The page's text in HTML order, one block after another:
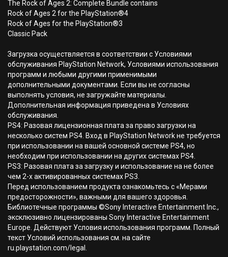
The Rock of Ages 2: Complete Bundle contains
Rock of Ages 2 for the PlayStation®4
Rock of Ages for the PlayStation®3
Classic Pack
Загрузка осуществляется в соответствии с Условиями
обслуживания PlayStation Network, Условиями использования
программ и любыми другими применимыми
дополнительными документами. Если вы не согласны
выполнять условия, не загружайте материалы.
Дополнительная информация приведена в Условиях
обслуживания.
PS4: Разовая лицензионная плата за право загрузки на
несколько систем PS4. Вход в PlayStation Network не требуется
при использовании на вашей основной системе PS4, но
необходим при использовании на других системах PS4.
PS3: Разовая плата за загрузку и использование на не более
чем 2-х активированных системах PS3.
Перед использованием продукта ознакомьтесь с «Мерами
предосторожности», важными для вашего здоровья.
Библиотечные программы ©Sony Interactive Entertainment Inc.,
эксклюзивно лицензированы Sony Interactive Entertainment
Europe. Действуют Условия использования программ. Полный
текст Условий использования см. на сайте
ru.playstation.com/legal.